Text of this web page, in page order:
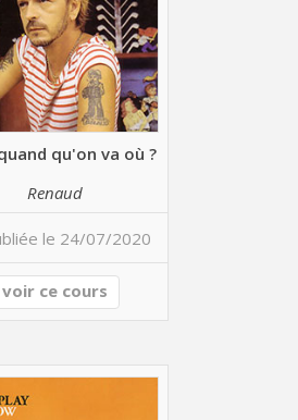
qu'on va où ?
Renaud
le 24/07/2020
voir ce cours